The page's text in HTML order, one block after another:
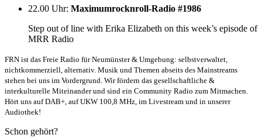
22.00 Uhr: Maximumrocknroll-Radio #1986
Step out of line with Erika Elizabeth on this week’s episode of
MRR Radio
FRN ist das Freie Radio für Neumünster & Umgebung: selbstverwaltet,
nichtkommerziell, alternativ. Musik und Themen abseits des Mainstreams
stehen bei uns im Vordergrund. Wir fördern das gesellschaftliche &
interkulturelle Miteinander und sind ein Community Radio zum Mitmachen.
Hört uns auf DAB+, auf UKW 100,8 MHz, im Livestream und in unserer
Audiothek!
Schon gehört?